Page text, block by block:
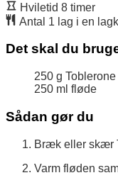
Hviletid 8 timer
Antal 1 lag i en
Det skal du
250 g Toblerone
250 ml fløde
Sådan gør du
Bræk eller skær
Varm fløden